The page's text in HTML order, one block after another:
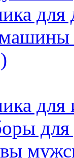
для